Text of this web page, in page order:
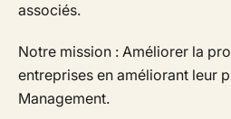
associés.
Notre mission : Améliorer la
entreprises en améliorant leur
Management.